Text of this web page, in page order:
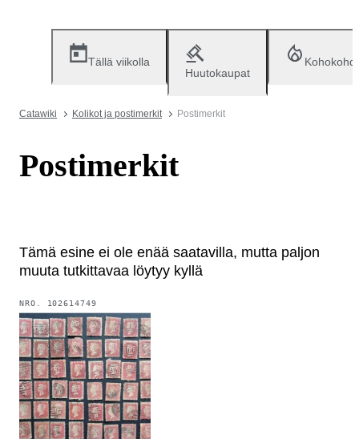
Tällä viikolla
Huutokaupat
Catawiki Kolikot ja postimerkit Postimerkit
Postimerkit
Tämä esine ei ole enää saatavilla, mutta paljon
muuta tutkittavaa löytyy kyllä
NRO. 102614749